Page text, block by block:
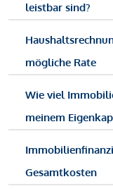
leistbar sind?
mögliche Rate
Wie viel
meinem
Gesamtkosten